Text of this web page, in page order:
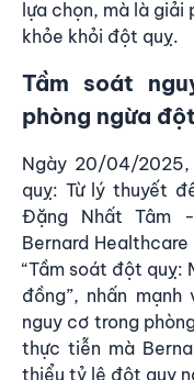
lựa chọn, mà là
khỏe khỏi đột quỵ.
Tầm soát
phòng ngừa
Ngày 20/04/
quỵ: Từ lý thuyết
Đặng Nhất Tâm
Bernard
“Tầm soát đột quỵ:
đồng”, nhấn
nguy cơ trong
thực tiễn mà
thiểu tỷ lệ đột quỵ